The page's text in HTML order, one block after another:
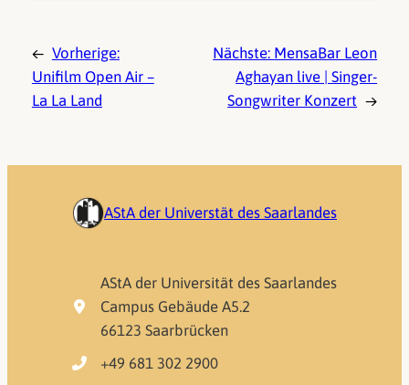
← Vorherige:
Unifilm Open Air –
La La Land
Nächste: MensaBar Leon
Aghayan live | Singer-
Songwriter Konzert →
AStA der Universtät des Saarlandes
AStA der Universität des Saarlandes
Campus Gebäude A5.2
66123 Saarbrücken
+49 681 302 2900